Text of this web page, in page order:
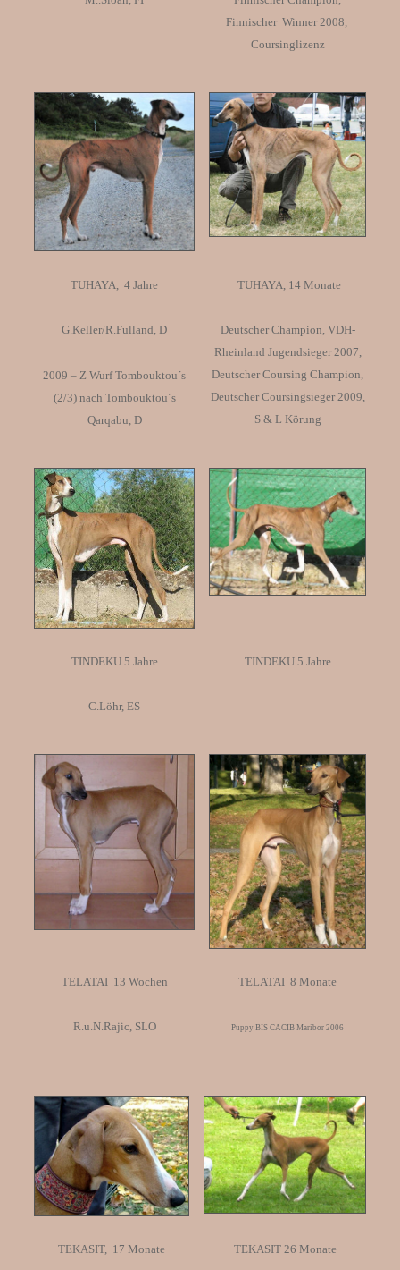
Finnischer Winner 2008,
Coursinglizenz
TUHAYA, 4 Jahre
G.Keller/R.Fulland, D
2009 – Z Wurf Tombouktou´s
(2/3) nach Tombouktou´s
Qarqabu, D
TUHAYA, 14 Monate
Deutscher Champion, VDH-
Rheinland Jugendsieger 2007,
Deutscher Coursing Champion,
Deutscher Coursingsieger 2009,
S & L Körung
TINDEKU 5 Jahre
C.Löhr, ES
TINDEKU 5 Jahre
TELATAI 13 Wochen
R.u.N.Rajic, SLO
TELATAI 8 Monate
Puppy BIS CACIB Maribor 2006
TEKASIT, 17 Monate TEKASIT 26 Monate